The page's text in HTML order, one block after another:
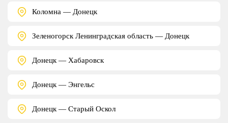
Коломна — Донецк
Зеленогорск Ленинградская область — Донецк
Донецк — Хабаровск
Донецк — Энгельс
Донецк — Старый Оскол